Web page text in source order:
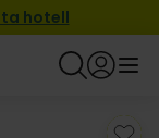
hotell